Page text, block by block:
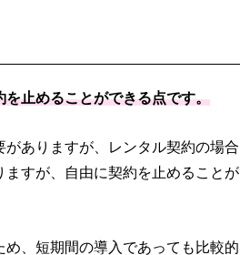
止めることができる点です。
ありますが、レンタル契約の場合
すが、自由に契約を止めることが
、短期間の導入であっても比較的